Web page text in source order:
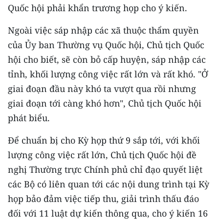
Quốc hội phải khẩn trương họp cho ý kiến.
Ngoài việc sáp nhập các xã thuộc thẩm quyền
của Ủy ban Thường vụ Quốc hội, Chủ tịch Quốc
hội cho biết, sẽ còn bỏ cấp huyện, sáp nhập các
tỉnh, khối lượng công việc rất lớn và rất khó. "Ở
giai đoạn đầu này khó ta vượt qua rồi nhưng
giai đoạn tới càng khó hơn", Chủ tịch Quốc hội
phát biểu.
Để chuẩn bị cho Kỳ họp thứ 9 sắp tới, với khối
lượng công việc rất lớn, Chủ tịch Quốc hội đề
nghị Thường trực Chính phủ chỉ đạo quyết liệt
các Bộ có liên quan tới các nội dung trình tại Kỳ
họp bảo đảm việc tiếp thu, giải trình thấu đáo
đối với 11 luật dự kiến thông qua, cho ý kiến 16